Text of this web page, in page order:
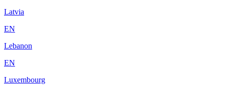
Latvia
EN
Lebanon
EN
Luxembourg